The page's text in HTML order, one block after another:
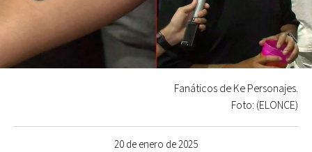
20 de enero de 2025
Fanáticos de Ke Personajes.
Foto: (ELONCE)